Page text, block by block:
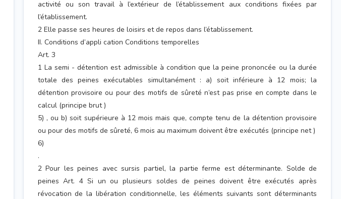
activité ou son travail à l’extérieur de l’établissement aux conditions fixées par
l’établissement.
2 Elle passe ses heures de loisirs et de repos dans l’établissement.
II. Conditions d’appli cation Conditions temporelles
Art. 3
1 La semi - détention est admissible à condition que la peine prononcée ou la durée
totale des peines exécutables simultanément : a) soit inférieure à 12 mois; la
détention provisoire ou pour des motifs de sûreté n’est pas prise en compte dans le
calcul (principe brut )
5) , ou b) soit supérieure à 12 mois mais que, compte tenu de la détention provisoire
ou pour des motifs de sûreté, 6 mois au maximum doivent être exécutés (principe net )
6)
.
2 Pour les peines avec sursis partiel, la partie ferme est déterminante. Solde de
peines Art. 4 Si un ou plusieurs soldes de peines doivent être exécutés après
révocation de la libération conditionnelle, les éléments suivants sont déterminants